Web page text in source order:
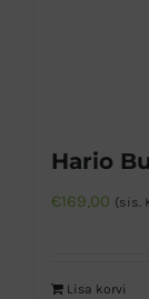
€169,00 (sis.
Lisa korvi